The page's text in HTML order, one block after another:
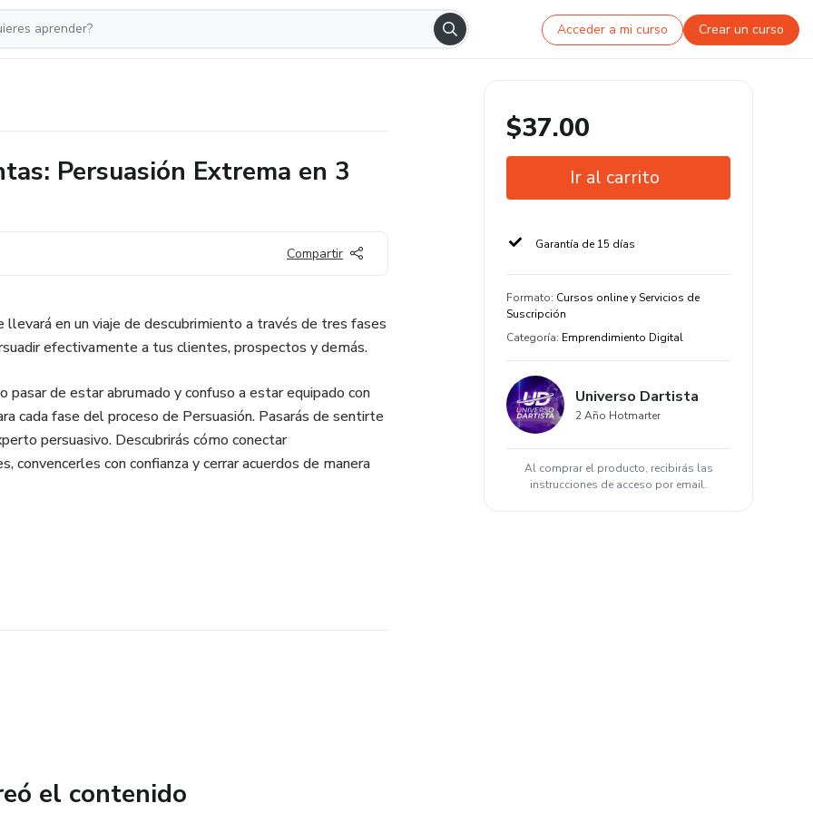
Acceder a mi curso Crear un curso
Persuasión Extrema en 3
Compartir
llevará en un viaje de descubrimiento a través de tres fases
efectivamente a tus clientes, prospectos y demás.
pasar de estar abrumado y confuso a estar equipado con
cada fase del proceso de Persuasión. Pasarás de sentirte
persuasivo. Descubrirás cómo conectar
convencerles con confianza y cerrar acuerdos de manera
el contenido
$37.00
Ir al carrito
Garantía de 15 días
Formato: Cursos online y Servicios de
Suscripción
Categoría: Emprendimiento Digital
Universo Dartista
2 Año Hotmarter
Al comprar el producto, recibirás las
instrucciones de acceso por email.